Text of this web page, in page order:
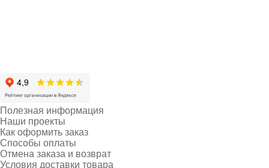
Полезная информация
Наши проекты
Как оформить заказ
Способы оплаты
Отмена заказа и возврат
Условия доставки товара